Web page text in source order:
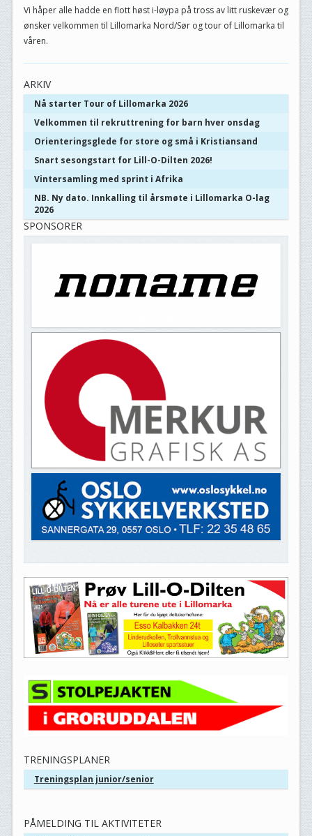
Vi håper alle hadde en flott høst i-løypa på tross av litt ruskevær og
ønsker velkommen til Lillomarka Nord/Sør og tour of Lillomarka til
våren.
ARKIV
Nå starter Tour of Lillomarka 2026
Velkommen til rekruttrening for barn hver onsdag
Orienteringsglede for store og små i Kristiansand
Snart sesongstart for Lill-O-Dilten 2026!
Vintersamling med sprint i Afrika
NB. Ny dato. Innkalling til årsmøte i Lillomarka O-lag
2026
SPONSORER
TRENINGSPLANER
Treningsplan junior/senior
PÅMELDING TIL AKTIVITETER